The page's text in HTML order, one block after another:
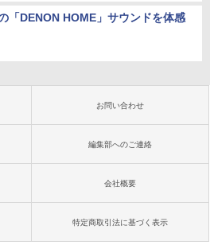
「DENON HOME」サウンドを体感
お問い合わせ
編集部へのご連絡
会社概要
特定商取引法に基づく表示